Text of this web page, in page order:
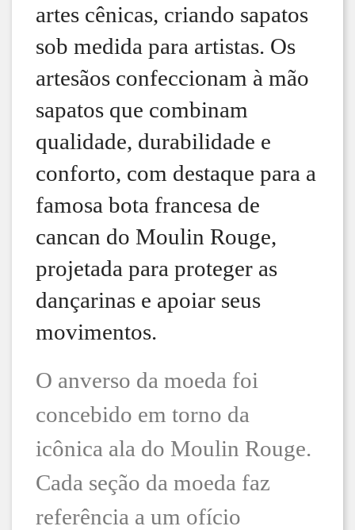
artes cênicas, criando sapatos
sob medida para artistas. Os
artesãos confeccionam à mão
sapatos que combinam
qualidade, durabilidade e
conforto, com destaque para a
famosa bota francesa de
cancan do Moulin Rouge,
projetada para proteger as
dançarinas e apoiar seus
movimentos.
O anverso da moeda foi
concebido em torno da
icônica ala do Moulin Rouge.
Cada seção da moeda faz
referência a um ofício